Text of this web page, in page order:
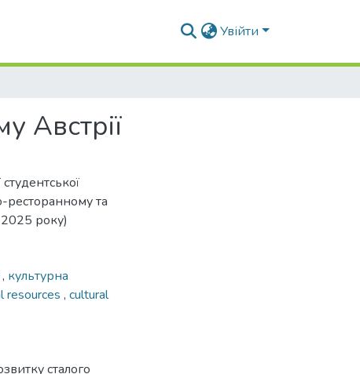
Увійти
Австрії
ресторанному та
2025 року)
, культурна
resources , cultural
сталого